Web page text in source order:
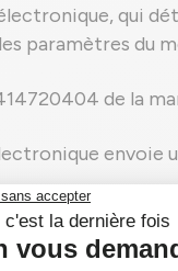
qui
paramètres du
de la
envoie
piézoélectrique